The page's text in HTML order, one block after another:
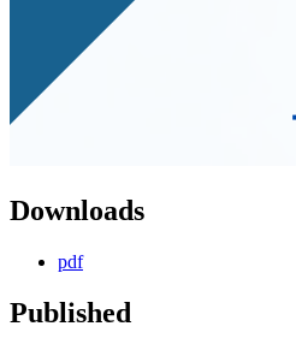
Downloads
pdf
Published